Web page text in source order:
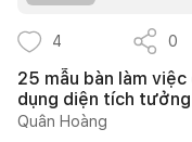
4 0
25 mẫu bàn làm
dụng diện tích
Quân Hoàng